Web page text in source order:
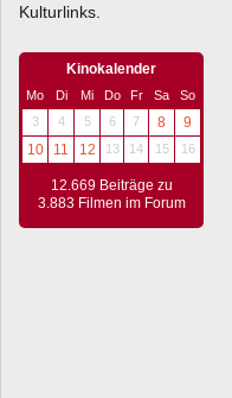
Kulturlinks.
Kinokalender
Mo Di Mi Do Fr Sa
So
3
4 5 6 7 8
9
10
11 12 13 14 15 16
12.669 Beiträge zu
3.883 Filmen im Forum